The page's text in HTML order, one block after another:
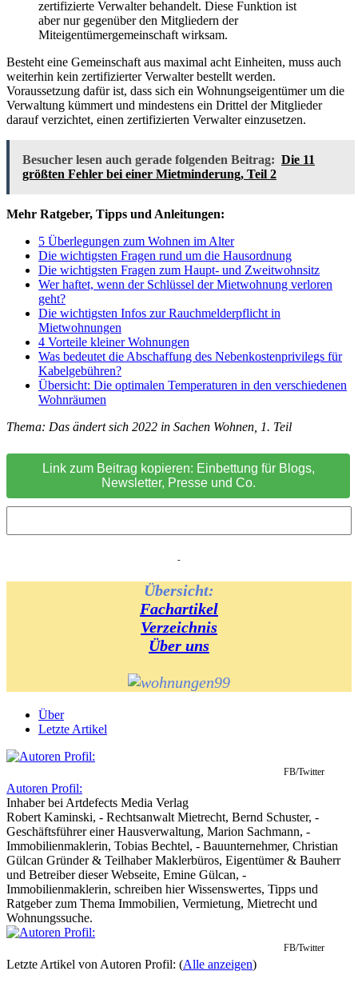
zertifizierte Verwalter behandelt. Diese Funktion ist
aber nur gegenüber den Mitgliedern der
Miteigentümergemeinschaft wirksam.
Besteht eine Gemeinschaft aus maximal acht Einheiten, muss auch
weiterhin kein zertifizierter Verwalter bestellt werden.
Voraussetzung dafür ist, dass sich ein Wohnungseigentümer um die
Verwaltung kümmert und mindestens ein Drittel der Mitglieder
darauf verzichtet, einen zertifizierten Verwalter einzusetzen.
Besucher lesen auch gerade folgenden Beitrag: Die 11
größten Fehler bei einer Mietminderung, Teil 2
Mehr Ratgeber, Tipps und Anleitungen:
5 Überlegungen zum Wohnen im Alter
Die wichtigsten Fragen rund um die Hausordnung
Die wichtigsten Fragen zum Haupt- und Zweitwohnsitz
Wer haftet, wenn der Schlüssel der Mietwohnung verloren
geht?
Die wichtigsten Infos zur Rauchmelderpflicht in
Mietwohnungen
4 Vorteile kleiner Wohnungen
Was bedeutet die Abschaffung des Nebenkostenprivilegs für
Kabelgebühren?
Übersicht: Die optimalen Temperaturen in den verschiedenen
Wohnräumen
Thema: Das ändert sich 2022 in Sachen Wohnen, 1. Teil
Link zum Beitrag kopieren: Einbettung für Blogs,
Newsletter, Presse und Co.
-
Übersicht:
Fachartikel
Verzeichnis
Über uns
Über
Letzte Artikel
FB/Twitter
Autoren Profil:
Inhaberbei Artdefects Media Verlag
Robert Kaminski, - Rechtsanwalt Mietrecht, Bernd Schuster, -
Geschäftsführer einer Hausverwaltung, Marion Sachmann, -
Immobilienmaklerin, Tobias Bechtel, - Bauunternehmer, Christian
Gülcan Gründer & Teilhaber Maklerbüros, Eigentümer & Bauherr
und Betreiber dieser Webseite, Emine Gülcan, -
Immobilienmaklerin, schreiben hier Wissenswertes, Tipps und
Ratgeber zum Thema Immobilien, Vermietung, Mietrecht und
Wohnungssuche.
FB/Twitter
Letzte Artikel von Autoren Profil: (Alle anzeigen)